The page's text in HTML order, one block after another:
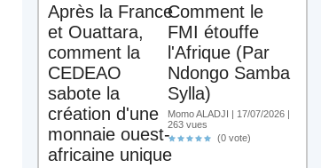
Après la France
et Ouattara,
comment la
CEDEAO
sabote la
création d'une
monnaie ouest-
africaine unique
Comment le
FMI étouffe
l'Afrique (Par
Ndongo Samba
Sylla)
Momo ALADJI | 17/07/2026 |
263 vues
(0 vote)